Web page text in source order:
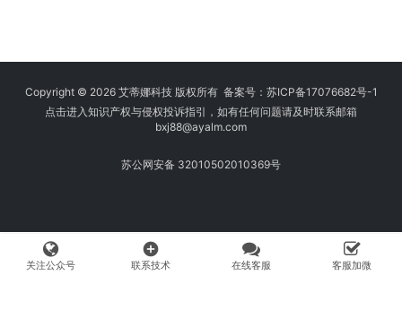
Copyright © 2026 艾蒂娜科技 版权所有 备案号： 苏ICP备17076682号-1
点击进入知识产权与侵权投诉指引，如有任何问题请及时联系邮箱
bxj88@ayalm.com
苏公网安备 32010502010369号
关注公众号
add_circle
联系技术 在线客服 客服加微